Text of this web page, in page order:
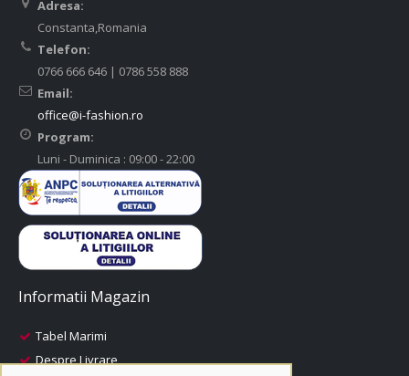
Adresa:
Constanta,Romania
Telefon:
0766 666 646 | 0786 558 888
Email:
office@i-fashion.ro
Program:
Luni - Duminica : 09:00 - 22:00
Informatii Magazin
Tabel Marimi
Despre Livrare